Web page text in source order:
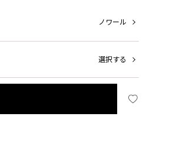
ノワール
選択する